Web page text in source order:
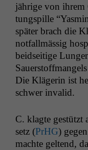
jährige von
tungspille
später brach die
not­fallmäs­sig
bei­d­seit­ige
Die Klägerin ist
schw­er invalid.
C. klagte
setz (PrHG)
machte gel­tend,